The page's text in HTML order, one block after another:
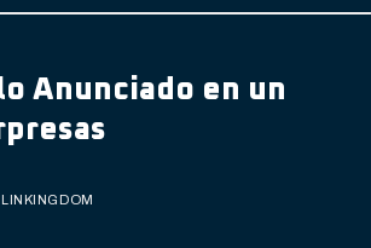
Anunciado en un
LINKINGDOM